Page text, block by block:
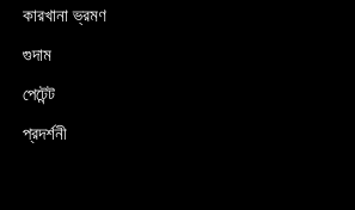
কারখানা ভ্রমণ
গুদাম
পেটেন্ট
প্রদর্শনী